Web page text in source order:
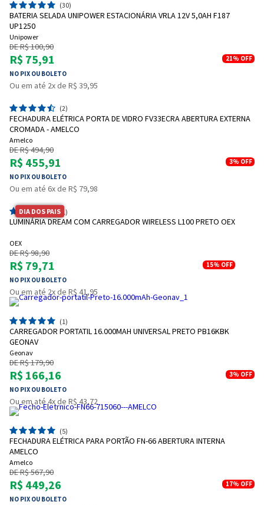
(30)
BATERIA SELADA UNIPOWER ESTACIONÁRIA VRLA 12V 5,0AH F187
UP1250
Unipower
DE R$ 100,90
R$ 75,91
NO PIX OU BOLETO
21% OFF
Ou em até 2x de R$ 39,95
(2)
FECHADURA ELÉTRICA PORTA DE VIDRO FV33ECRA ABERTURA EXTERNA
CROMADA - AMELCO
Amelco
DE R$ 494,90
R$ 455,91
NO PIX OU BOLETO
3% OFF
Ou em até 6x de R$ 79,98
DIA DOS PAIS(1)
LUMINÁRIA DREAM COM CARREGADOR WIRELESS L100 PRETO OEX
OEX
DE R$ 98,90
R$ 79,71
NO PIX OU BOLETO
15% OFF
Ou em até 2x de R$ 41,95
(1)
CARREGADOR PORTATIL 16.000MAH UNIVERSAL PRETO PB16KBK
GEONAV
Geonav
DE R$ 179,90
R$ 166,16
NO PIX OU BOLETO
3% OFF
Ou em até 4x de R$ 43,72
(5)
FECHADURA ELÉTRICA PARA PORTÃO FN-66 ABERTURA INTERNA
AMELCO
Amelco
DE R$ 567,90
R$ 449,26
NO PIX OU BOLETO
17% OFF